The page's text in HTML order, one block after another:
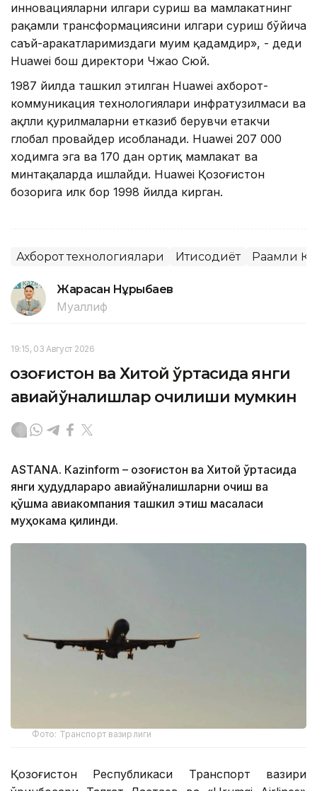
инновацияларни илгари суриш ва мамлакатнинг
рақамли трансформациясини илгари суриш бўйича
саъй-ҳаракатларимиздаги муҳим қадамдир», - деди
Huawei бош директори Чжао Сюй.
1987 йилда ташкил этилган Huawei ахборот-
коммуникация технологиялари инфратузилмаси ва
ақлли қурилмаларни етказиб берувчи етакчи
глобал провайдер ҳисобланади. Huawei 207 000
ходимга эга ва 170 дан ортиқ мамлакат ва
минтақаларда ишлайди. Huawei Қозоғистон
бозорига илк бор 1998 йилда кирган.
Ахборот технологиялари Иқтисодиёт Рақамли
Жарасқан Нұрыбаев
Муаллиф
19:15, 03 Август 2026
Қозоғистон ва Хитой ўртасида янги
авиайўналишлар очилиши мумкин
ASTANА. Кazinform – Қозоғистон ва Хитой ўртасида
янги ҳудудлараро авиайўналишларни очиш ва
қўшма авиакомпания ташкил этиш масаласи
муҳокама қилинди.
Фото: Транспорт вазирлиги
Қозоғистон Республикаси Транспорт вазири